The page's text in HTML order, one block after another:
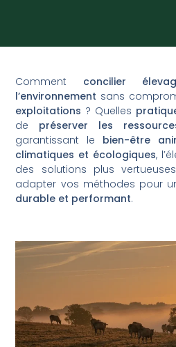
Comment concilier
l’environnement sans
exploitations ? Quelles
de préserver les
garantissant le bien-être
climatiques et écologiques,
des solutions plus
adapter vos méthodes pour
durable et performant.